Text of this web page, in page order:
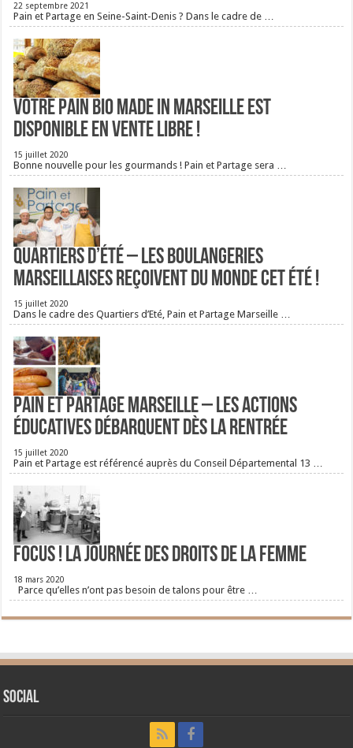
22 septembre 2021
Pain et Partage en Seine-Saint-Denis ? Dans le cadre de …
Votre pain bio Made in Marseille est
disponible en vente libre !
15 juillet 2020
Bonne nouvelle pour les gourmands ! Pain et Partage sera …
Quartiers d’été – Les boulangeries
Marseillaises reçoivent du monde cet été !
15 juillet 2020
Dans le cadre des Quartiers d’Eté, Pain et Partage Marseille …
Pain et Partage Marseille – Les actions
éducatives débarquent dès la rentrée
15 juillet 2020
Pain et Partage est référencé auprès du Conseil Départemental 13 …
FOCUS ! La journée des droits de la femme
18 mars 2020
Parce qu’elles n’ont pas besoin de talons pour être …
Social